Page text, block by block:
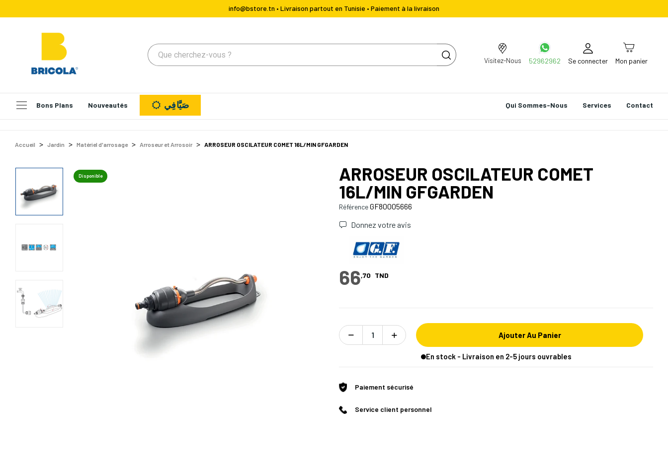
info@bstore.tn • Livraison partout en Tunisie • Paiement à la livraison
Visitez-Nous 52962962 Se connecter Mon panier
Bons Plans Nouveautés Qui Sommes-Nous Services Contact صَيَّافِي
Accueil Jardin Matériel d'arrosage Arroseur et Arrosoir ARROSEUR OSCILATEUR COMET 16L/MIN GFGARDEN
Disponible
ARROSEUR OSCILATEUR COMET
16L/MIN GFGARDEN
RéférenceGF80005666
Donnez votre avis
66,70 TND
Ajouter Au Panier
En stock - Livraison en 2-5 jours ouvrables
Paiement sécurisé
Service client personnel